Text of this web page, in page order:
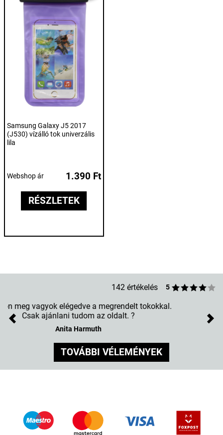
Samsung Galaxy J5 2017
(J530) vízálló tok univerzális
lila
Webshop ár 1.390 Ft
RÉSZLETEK
142 értékelés 5
Szuper, egyszerű oldal, szép termék
Krisztina Udvari
Previous
TOVÁBBI VÉLEMÉNYEK